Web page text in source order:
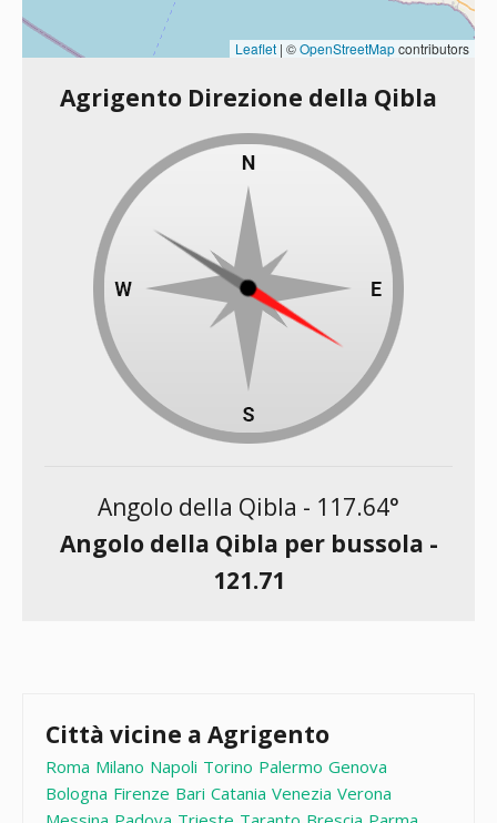
Leaflet | ©OpenStreetMapcontributors
Agrigento Direzione della Qibla
Angolo della Qibla - 117.64°
Angolo della Qibla per bussola -
121.71
Città vicine a Agrigento
Roma Milano Napoli Torino Palermo Genova
Bologna Firenze Bari Catania Venezia Verona